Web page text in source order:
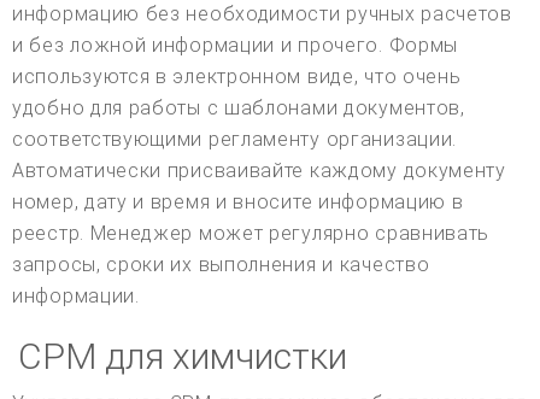
информацию без необходимости ручных расчетов
и без ложной информации и прочего. Формы
используются в электронном виде, что очень
удобно для работы с шаблонами документов,
соответствующими регламенту организации.
Автоматически присваивайте каждому документу
номер, дату и время и вносите информацию в
реестр. Менеджер может регулярно сравнивать
запросы, сроки их выполнения и качество
информации.
СРМ для химчистки